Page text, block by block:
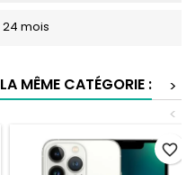
24 mois
MÊME CATÉGORIE :
>
<
favorite_border